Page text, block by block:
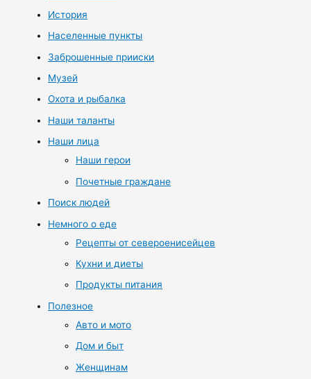
История
Населенные пункты
Заброшенные прииски
Музей
Охота и рыбалка
Наши таланты
Наши лица
Наши герои
Почетные граждане
Поиск людей
Немного о еде
Рецепты от североенисейцев
Кухни и диеты
Продукты питания
Полезное
Авто и мото
Дом и быт
Женщинам